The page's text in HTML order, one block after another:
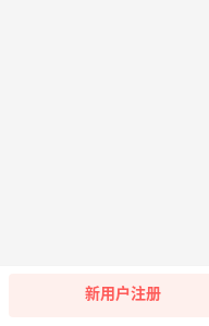
新用户注册